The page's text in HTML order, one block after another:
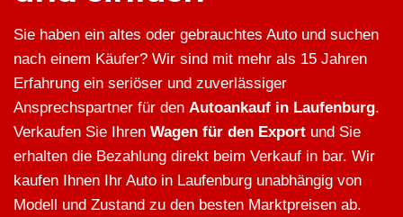
Sie haben ein altes oder gebrauchtes Auto und suchen
nach einem Käufer? Wir sind mit mehr als 15 Jahren
Erfahrung ein seriöser und zuverlässiger
Ansprechspartner für den Autoankauf in Laufenburg.
Verkaufen Sie Ihren Wagen für den Export und Sie
erhalten die Bezahlung direkt beim Verkauf in bar. Wir
kaufen Ihnen Ihr Auto in Laufenburg unabhängig von
Modell und Zustand zu den besten Marktpreisen ab.